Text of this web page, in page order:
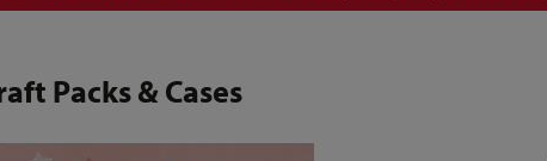
Packs & Cases